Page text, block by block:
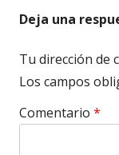
Deja una
Tu dirección de
Los campos
Comentario *